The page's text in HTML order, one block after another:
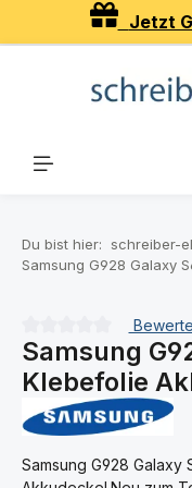
Zum HauptinhaltJetzt
Du bist hier: schreiber-
Samsung G928 Galaxy
Durchschnittliche
Samsung
Klebefolie
Samsung G928